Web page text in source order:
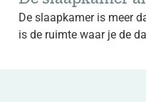
De slaapkamer is meer
is de ruimte waar je de